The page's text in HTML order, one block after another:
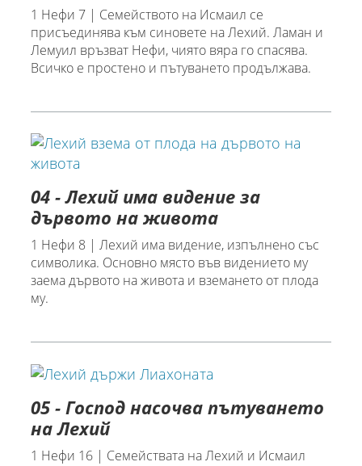
1 Нефи 7 | Семейството на Исмаил се
присъединява към синовете на Лехий. Ламан и
Лемуил връзват Нефи, чиято вяра го спасява.
Всичко е простено и пътуването продължава.
04 - Лехий има видение за
дървото на живота
1 Нефи 8 | Лехий има видение, изпълнено със
символика. Основно място във видението му
заема дървото на живота и вземането от плода
му.
05 - Господ насочва пътуването
на Лехий
1 Нефи 16 | Семействата на Лехий и Исмаил